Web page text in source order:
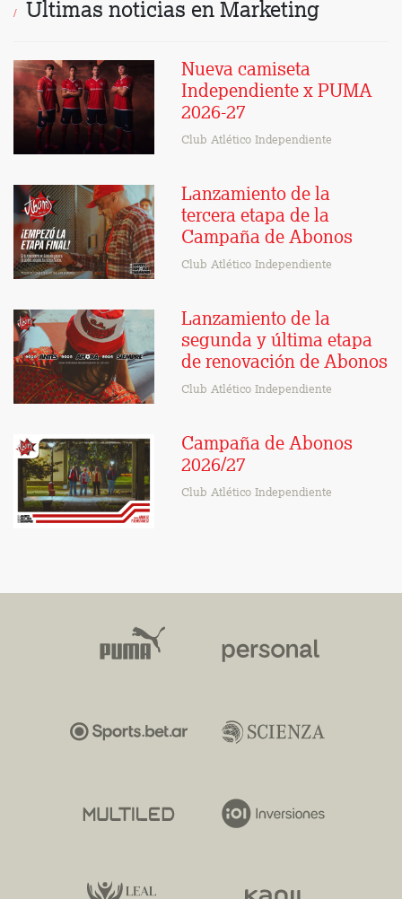
Últimas noticias en Marketing
Nueva camiseta
Independiente x PUMA
2026-27
Club Atlético Independiente
Lanzamiento de la
tercera etapa de la
Campaña de Abonos
Club Atlético Independiente
Lanzamiento de la
segunda y última etapa
de renovación de Abonos
Club Atlético Independiente
Campaña de Abonos
2026/27
Club Atlético Independiente